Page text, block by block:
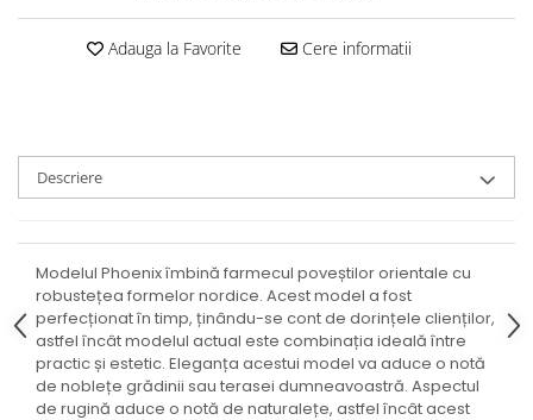
Adauga la Favorite Cere informatii
Descriere
Modelul Phoenix îmbină farmecul poveștilor orientale cu
robustețea formelor nordice. Acest model a fost
perfecționat în timp, ținându-se cont de dorințele clienților,
astfel încât modelul actual este combinația ideală între
practic și estetic. Eleganța acestui model va aduce o notă
de noblețe grădinii sau terasei dumneavoastră. Aspectul
de rugină aduce o notă de naturalețe, astfel încât acest